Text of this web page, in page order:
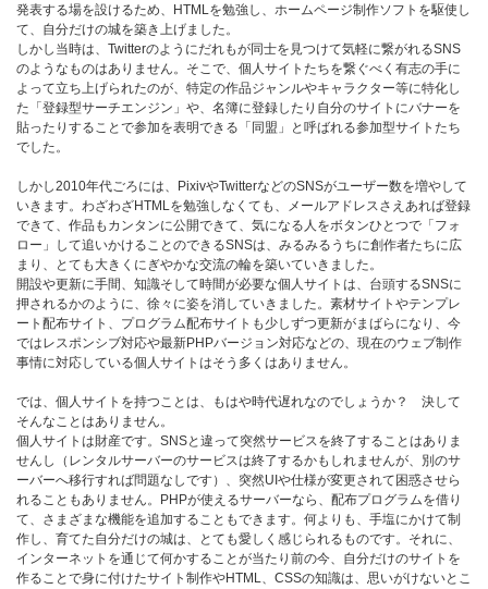
発表する場を設けるため、HTMLを勉強し、ホームページ制作ソフトを駆使し
て、自分だけの城を築き上げました。
しかし当時は、Twitterのようにだれもが同士を見つけて気軽に繋がれるSNS
のようなものはありません。そこで、個人サイトたちを繋ぐべく有志の手に
よって立ち上げられたのが、特定の作品ジャンルやキャラクター等に特化し
た「登録型サーチエンジン」や、名簿に登録したり自分のサイトにバナーを
貼ったりすることで参加を表明できる「同盟」と呼ばれる参加型サイトたち
でした。
しかし2010年代ごろには、PixivやTwitterなどのSNSがユーザー数を増やして
いきます。わざわざHTMLを勉強しなくても、メールアドレスさえあれば登録
できて、作品もカンタンに公開できて、気になる人をボタンひとつで「フォ
ロー」して追いかけることのできるSNSは、みるみるうちに創作者たちに広
まり、とても大きくにぎやかな交流の輪を築いていきました。
開設や更新に手間、知識そして時間が必要な個人サイトは、台頭するSNSに
押されるかのように、徐々に姿を消していきました。素材サイトやテンプレ
ート配布サイト、プログラム配布サイトも少しずつ更新がまばらになり、今
ではレスポンシブ対応や最新PHPバージョン対応などの、現在のウェブ制作
事情に対応している個人サイトはそう多くはありません。
では、個人サイトを持つことは、もはや時代遅れなのでしょうか？ 決して
そんなことはありません。
個人サイトは財産です。SNSと違って突然サービスを終了することはありま
せんし（レンタルサーバーのサービスは終了するかもしれませんが、別のサ
ーバーへ移行すれば問題なしです）、突然UIや仕様が変更されて困惑させら
れることもありません。PHPが使えるサーバーなら、配布プログラムを借り
て、さまざまな機能を追加することもできます。何よりも、手塩にかけて制
作し、育てた自分だけの城は、とても愛しく感じられるものです。それに、
インターネットを通じて何かすることが当たり前の今、自分だけのサイトを
作ることで身に付けたサイト制作やHTML、CSSの知識は、思いがけないとこ